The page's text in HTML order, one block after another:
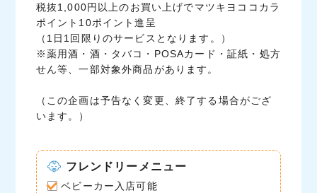
k
税抜1,000円以上のお買い上げでマツキヨココカラ
ポイント10ポイント進呈
（1日1回限りのサービスとなります。）
※薬用酒・酒・タバコ・POSAカード・証紙・処方
せん等、一部対象外商品があります。
（この企画は予告なく変更、終了する場合がござ
います。）
フレンドリーメニュー
ベビーカー入店可能